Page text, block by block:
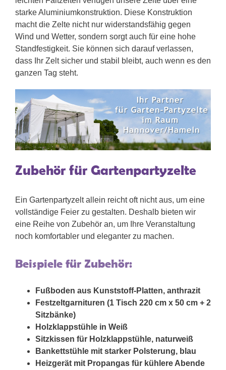
starke Aluminiumkonstruktion. Diese Konstruktion
macht die Zelte nicht nur widerstandsfähig gegen
Wind und Wetter, sondern sorgt auch für eine hohe
Standfestigkeit. Sie können sich darauf verlassen,
dass Ihr Zelt sicher und stabil bleibt, auch wenn es den
ganzen Tag steht.
Zubehör für Gartenpartyzelte
Ein Gartenpartyzelt allein reicht oft nicht aus, um eine
vollständige Feier zu gestalten. Deshalb bieten wir
eine Reihe von Zubehör an, um Ihre Veranstaltung
noch komfortabler und eleganter zu machen.
Beispiele für Zubehör:
Fußboden aus Kunststoff-Platten, anthrazit
Festzeltgarnituren (1 Tisch 220 cm x 50 cm + 2
Sitzbänke)
Holzklappstühle in Weiß
Sitzkissen für Holzklappstühle, naturweiß
Bankettstühle mit starker Polsterung, blau
Heizgerät mit Propangas für kühlere Abende